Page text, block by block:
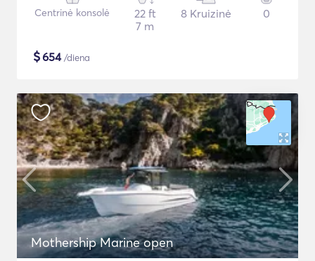
Centrinė konsolė
22 ft
7 m
8 Kruizinė 0
$654/diena
Mothership Marine open